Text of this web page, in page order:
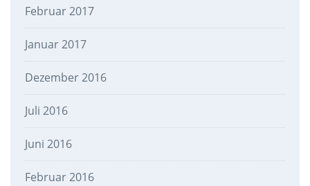
Februar 2017
Januar 2017
Dezember 2016
Juli 2016
Juni 2016
Februar 2016